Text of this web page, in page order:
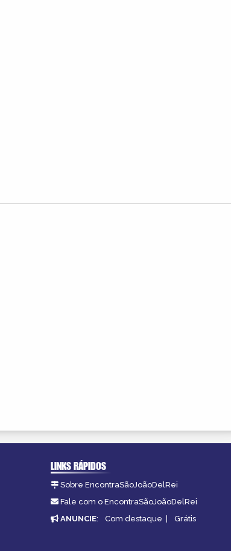
LINKS RÁPIDOS
Sobre EncontraSãoJoãoDelRei
Fale com o EncontraSãoJoãoDelRei
ANUNCIE: Com destaque | Grátis